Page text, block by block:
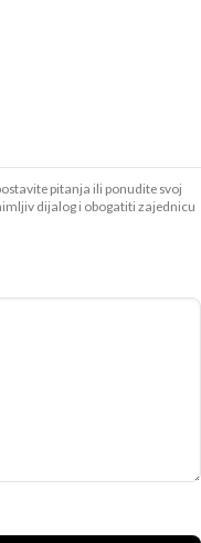
pitanja ili ponudite svoj
dijalog i obogatiti zajednicu